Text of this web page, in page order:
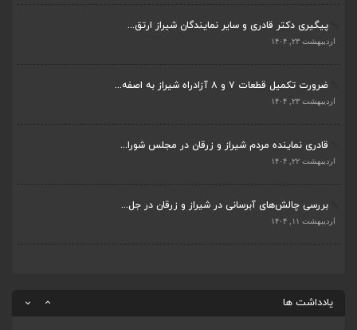
پیگیری دکتر قادری و سایر نمایندگان شیراز ارتق...
اردیبهشت ۲۳, ۱۴۰۴
ضرورت تکمیل قطعات ۷ و ۸ آزادراه شیراز به اصفه...
اردیبهشت ۲۳, ۱۴۰۴
قادری نماینده مردم شیراز و زرقان در مجلس شورا...
اردیبهشت ۲۲, ۱۴۰۴
بررسی چالش‌های آبرسانی در شیراز و زرقان در جل...
اردیبهشت ۱۱, ۱۴۰۴
یادداشت ها
بررسی چالش‌های آبرسانی در شیراز و زرقان در جل...
جلسه اعضای شورای بخش مرکزی شیراز با دفتر دکتر...
پیگیری دکتر قادری و سایر نمایندگان شیراز ارتق...
ضرورت تکمیل قطعات ۷ و ۸ آزادراه شیراز به اصفه...